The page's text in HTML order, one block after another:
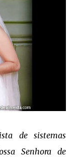
de sistemas
Senhora de